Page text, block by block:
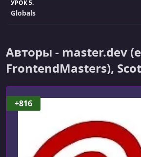
УРОК 5.
Globals
УРОК 7.
File System
Error Handling
Errors and Async Await Q&A
УРОК 10.
Авторы - master.dev
FrontendMasters),
+816